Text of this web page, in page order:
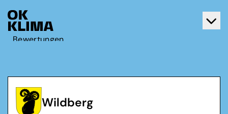
Bewertungen
Kontakt
DeutschWildberg